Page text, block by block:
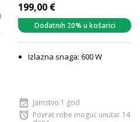
199,00 €
Dodatnih 20% u košarici
Izlazna snaga: 600 W
Jamstvo:1 god
Povrat robe moguć unutar 14